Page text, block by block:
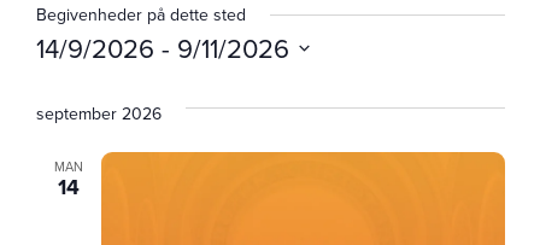
Begivenheder på dette sted
14/9/2026 - 9/11/2026
september 2026
MAN
14